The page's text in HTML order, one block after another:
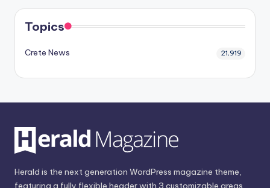
Topics
Crete News 21,919
Herald is the next generation WordPress magazine theme,
featuring a fully flexible header with 3 customizable areas